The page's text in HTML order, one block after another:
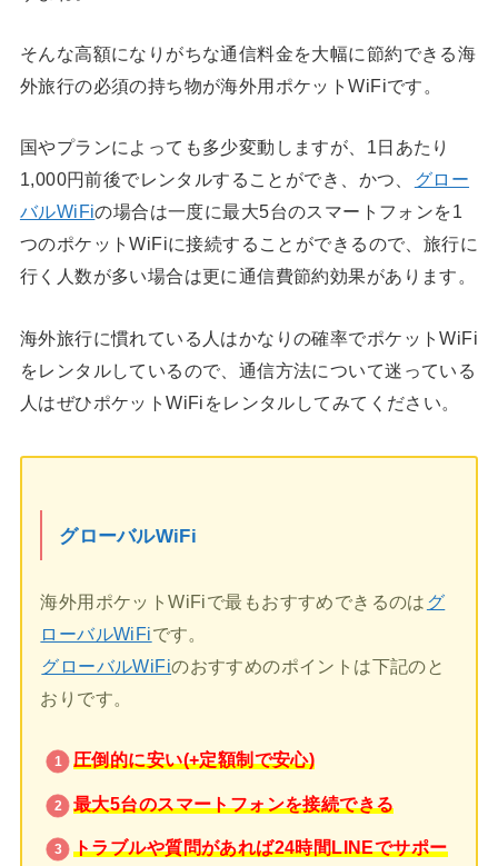
そんな高額になりがちな通信料金を大幅に節約できる海
外旅行の必須の持ち物が海外用ポケットWiFiです。
国やプランによっても多少変動しますが、1日あたり
1,000円前後でレンタルすることができ、かつ、
グロー
バルWiFiの場合は一度に最大5台のスマートフォンを1
つのポケットWiFiに接続することができるので、旅行に
行く人数が多い場合は更に通信費節約効果があります。
海外旅行に慣れている人はかなりの確率でポケットWiFi
をレンタルしているので、通信方法について迷っている
人はぜひポケットWiFiをレンタルしてみてください。
グローバルWiFi
海外用ポケットWiFiで最もおすすめできるのは グ
ローバルWiFiです。
グローバルWiFiのおすすめのポイントは下記のと
おりです。
圧倒的に安い(+定額制で安心)
最大5台のスマートフォンを接続できる
トラブルや質問があれば24時間LINEでサポー